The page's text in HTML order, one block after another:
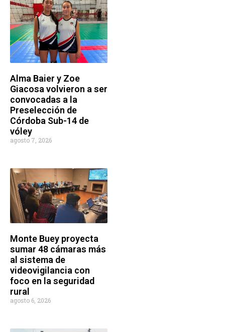
Alma Baier y Zoe
Giacosa volvieron a ser
convocadas a la
Preselección de
Córdoba Sub-14 de
vóley
agosto 7, 2026
Monte Buey proyecta
sumar 48 cámaras más
al sistema de
videovigilancia con
foco en la seguridad
rural
agosto 6, 2026